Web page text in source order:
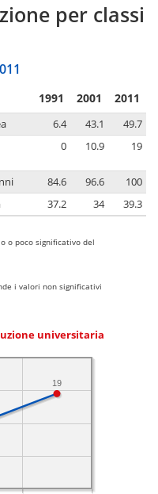
per classi
1991 2001 2011
6.4 43.1
49.7
0 10.9 19
84.6 96.6
100
37.2 34 39.3
o poco significativo del
i valori non significativi
universitaria
19